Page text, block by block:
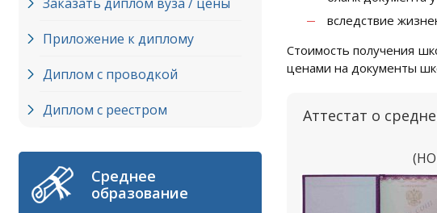
Приложение к диплому
Диплом с проводкой
Диплом с реестром
Среднее
образование
вследствие
Стоимость получения
ценами на документы
Аттестат о